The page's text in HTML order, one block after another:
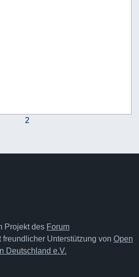
2
Projekt des Forum
Unterstützung von Open
Deutschland e.V.